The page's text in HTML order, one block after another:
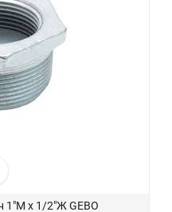
1"М х 1/2"Ж GEBO